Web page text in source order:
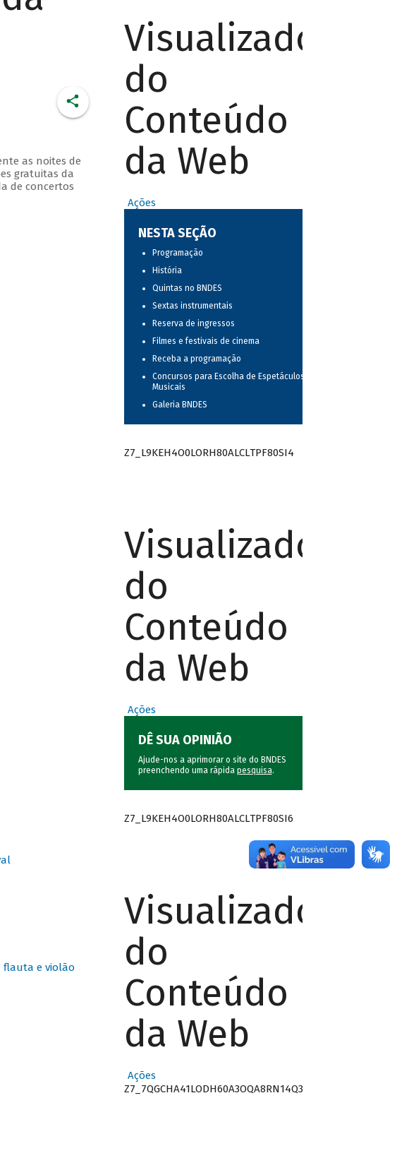
as noites de
gratuitas da
de concertos
flauta e violão
Visualizador
do
Conteúdo
da Web
Ações
NESTA SEÇÃO
Programação
História
Quintas no BNDES
Sextas instrumentais
Reserva de ingressos
Filmes e festivais de cinema
Receba a programação
Concursos para Escolha de Espetáculos
Musicais
Galeria BNDES
Z7_L9KEH4O0LORH80ALCLTPF80SI4
Visualizador
do
Conteúdo
da Web
Ações
DÊ SUA OPINIÃO
Ajude-nos a aprimorar o site do BNDES
preenchendo uma rápida pesquisa.
Z7_L9KEH4O0LORH80ALCLTPF80SI6
Visualizador
do
Conteúdo
da Web
Ações
Z7_7QGCHA41LODH60A3OQA8RN14Q3